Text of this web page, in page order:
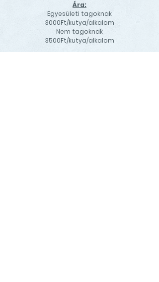
Ára:
Egyesületi tagoknak
3000Ft/kutya/alkalom
Nem tagoknak
3500Ft/kutya/alkalom